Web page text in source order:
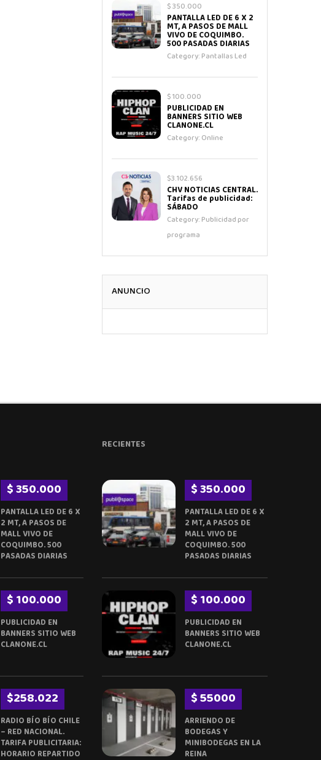
$ 350.000
PANTALLA LED DE 6 X 2
MT, A PASOS DE MALL
VIVO DE COQUIMBO.
500 PASADAS DIARIAS
Category:Pantallas Led
$ 100.000
PUBLICIDAD EN
BANNERS SITIO WEB
CLANONE.CL
Category:Online
$3.102.656
CHV NOTICIAS CENTRAL.
Tarifas de publicidad:
SÁBADO
Category:Publicidad por
programa
ANUNCIO
$ 350.000
PANTALLA LED DE 6 X
2 MT, A PASOS DE
MALL VIVO DE
COQUIMBO. 500
PASADAS DIARIAS
$ 100.000
PUBLICIDAD EN
BANNERS SITIO WEB
CLANONE.CL
$258.022
RADIO BÍO BÍO CHILE
– RED NACIONAL.
TARIFA PUBLICITARIA:
HORARIO REPARTIDO
RECIENTES
$ 350.000
PANTALLA LED DE 6 X
2 MT, A PASOS DE
MALL VIVO DE
COQUIMBO. 500
PASADAS DIARIAS
$ 100.000
PUBLICIDAD EN
BANNERS SITIO WEB
CLANONE.CL
$ 55000
ARRIENDO DE
BODEGAS Y
MINIBODEGAS EN LA
REINA